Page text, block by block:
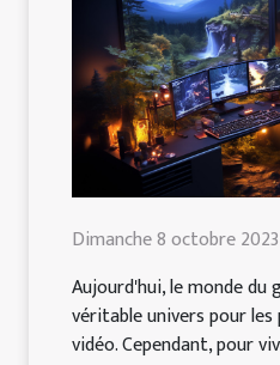
Dimanche 8 octobre
Aujourd'hui, le monde du
véritable univers pour les
vidéo. Cependant, pour